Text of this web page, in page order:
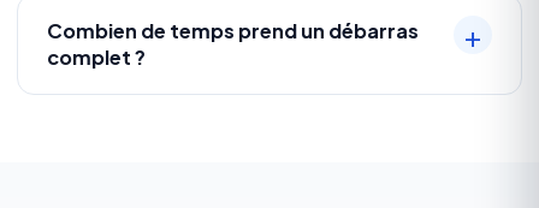
Combien de temps prend un débarras
complet ?